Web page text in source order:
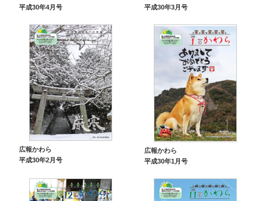
平成30年4月号 平成30年3月号
広報かわら
平成30年2月号
広報かわら
平成30年1月号